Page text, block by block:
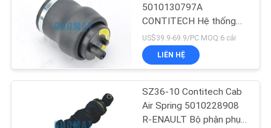
CẦU
BÁO
Mercedes Air
Suspension
126
5010130797A
CONTITECH Hệ thống
treo khí cabin xe tải
SZ50-9
US$39.9-69.9/PC MOQ:6 cái
LIÊN HỆ
SZ36-10 Contitech Cab
Air Spring 5010228908
R-ENAULT Bộ phận phụ